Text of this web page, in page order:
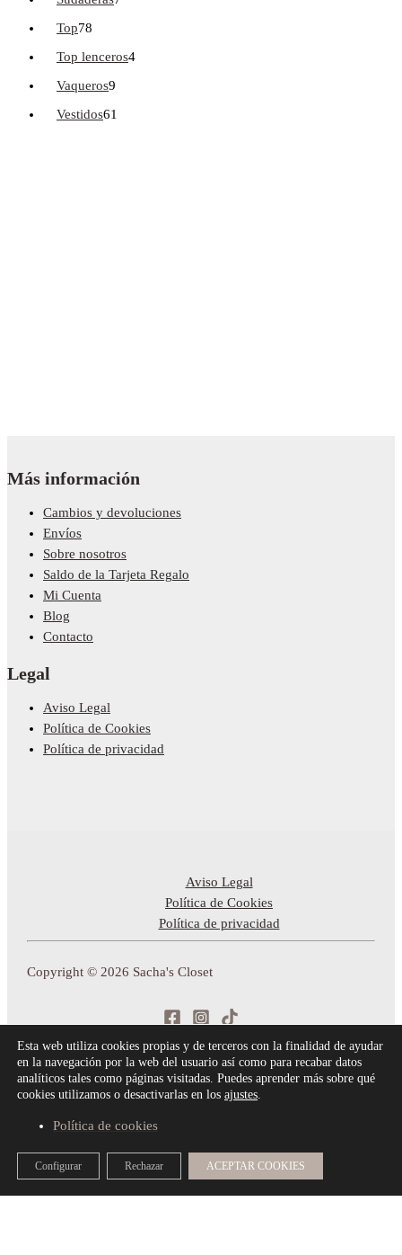
Top78
Top lenceros4
Vaqueros9
Vestidos61
Más información
Cambios y devoluciones
Envíos
Sobre nosotros
Saldo de la Tarjeta Regalo
Mi Cuenta
Blog
Contacto
Legal
Aviso Legal
Política de Cookies
Política de privacidad
Aviso Legal
Política de Cookies
Política de privacidad
Copyright © 2026 Sacha's Closet
Esta web utiliza cookies propias y de terceros con la finalidad de ayudar
en la navegación por la web del usuario así como para recabar datos
analíticos tales como páginas visitadas. Puedes aprender más sobre qué
cookies utilizamos o desactivarlas en los ajustes
Política de cookies
ACEPTAR COOKIES
Rechazar
Configurar